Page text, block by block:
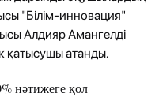
"Білім-инновация"
Алдияр Амангелді
қатысушы атанды.
нәтижеге қол